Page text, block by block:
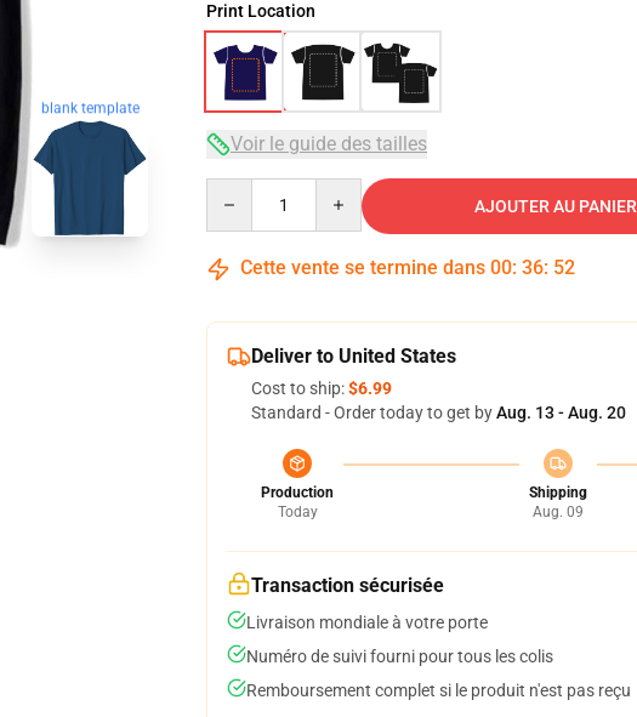
blank template
Print Location
Voir le guide des tailles
AJOUTER AU PANIER
Cette vente se termine dans 00: 36: 51
Deliver to United States
Cost to ship:$6.99
Standard - Order today to get byAug. 13 - Aug. 20
Production
Today
Shipping
Aug. 09
Transaction sécurisée
Livraison mondiale à votre porte
Numéro de suivi fourni pour tous les colis
Remboursement complet si le produit n'est pas reçu